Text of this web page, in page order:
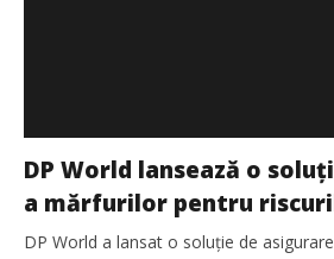
DP World lansează o
a mărfurilor pentru
DP World a lansat o soluție de